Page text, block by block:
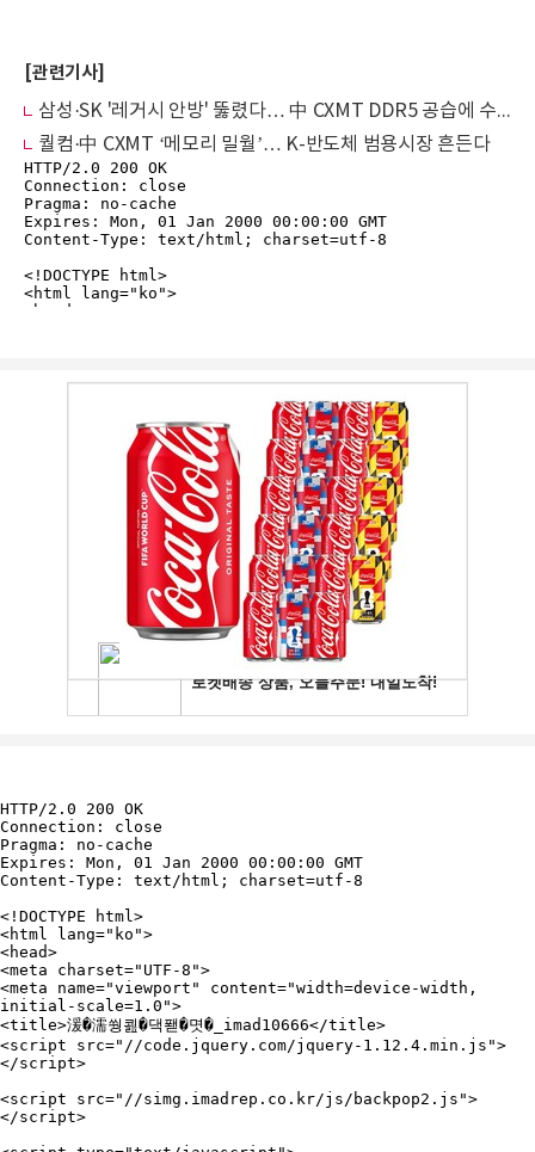
[관련기사]
삼성·SK '레거시 안방' 뚫렸다… 中 CXMT DDR5 공습에 수익원 차질
퀄컴·中 CXMT ‘메모리 밀월’… K-반도체 범용시장 흔든다